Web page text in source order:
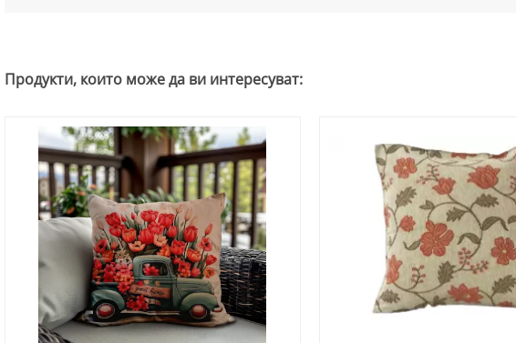
Продукти, които може да ви интересуват: